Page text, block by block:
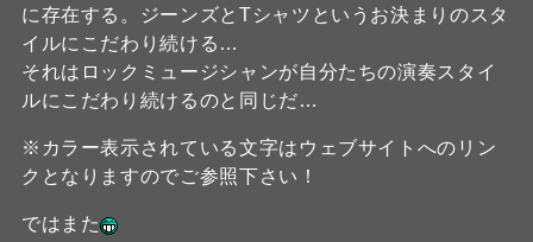
に存在する。ジーンズとTシャツというお決まりのスタ
イルにこだわり続ける…
それはロックミュージシャンが自分たちの演奏スタイ
ルにこだわり続けるのと同じだ…
※カラー表示されている文字はウェブサイトへのリン
クとなりますのでご参照下さい！
ではまた